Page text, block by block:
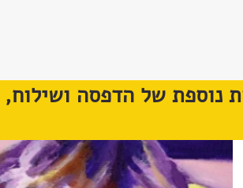
נוספת של הדפסה